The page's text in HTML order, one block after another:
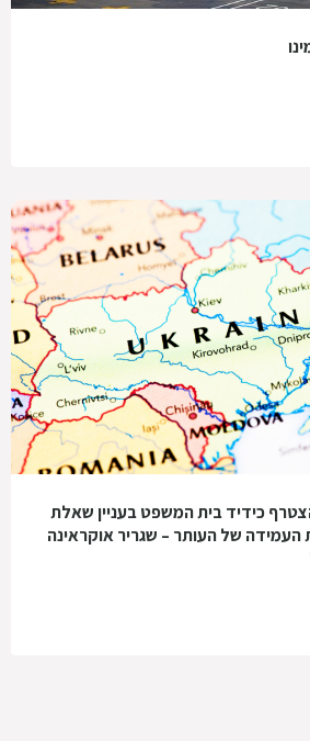
כידיד בית המשפט בעניין שאלת
העמידה של העותר – שגריר אוקראינה